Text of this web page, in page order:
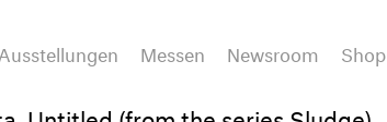
Ausstellungen Messen Newsroom Shop